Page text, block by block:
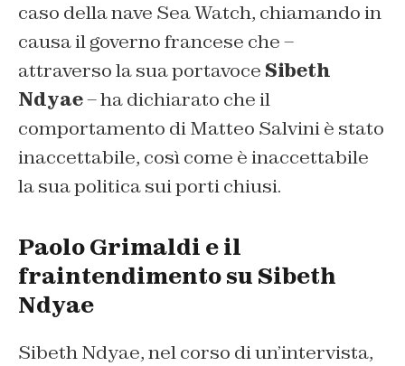
caso della nave Sea Watch, chiamando in
causa il governo francese che –
attraverso la sua portavoce Sibeth
Ndyae– ha dichiarato che il
comportamento di Matteo Salvini è stato
inaccettabile, così come è inaccettabile
la sua politica sui porti chiusi.
Paolo Grimaldi e il
fraintendimento su Sibeth
Ndyae
Sibeth Ndyae, nel corso di un’intervista,